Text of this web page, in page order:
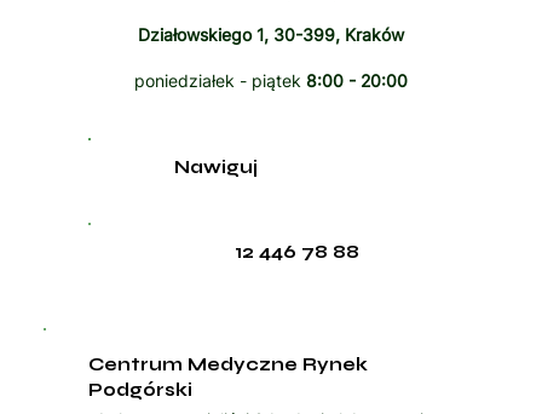
Działowskiego 1, 30-399, Kraków
poniedziałek - piątek 8:00 - 20:00
12 446 78 88
Nawiguj
Centrum Medyczne Rynek
Podgórski